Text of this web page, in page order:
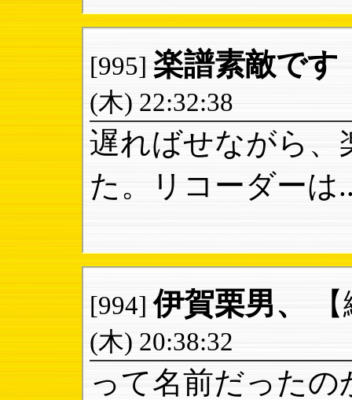
[995] 楽譜素敵です
(木) 22:32:38
遅ればせながら、
た。リコーダーは
[994] 伊賀栗男、
(木) 20:38:32
って名前だった